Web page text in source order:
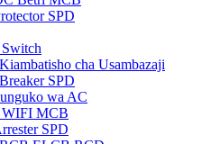
SPD
cha Usambazaji
SPD
wa AC
MCB
SPD